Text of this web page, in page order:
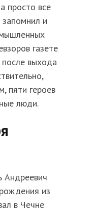
просто все
и
газете
выхода
пяти героев
люди.
Андреевич
из
в Чечне